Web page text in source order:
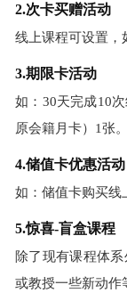
2.次卡买赠活动
线上课程可设置，
3.期限卡活动
如：30天完成10
原会籍月卡）1张。
4.储值卡优惠活动
如：储值卡购买线
5.惊喜-盲盒课程
除了现有课程体
或教授一些新动作